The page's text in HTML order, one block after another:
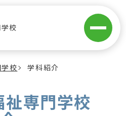
校
校 学科紹介
専門学校